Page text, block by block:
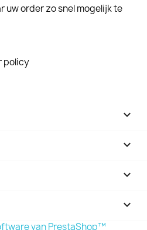
uw order zo snel mogelijk te
policy



keyboard_arrow_down
van PrestaShop™